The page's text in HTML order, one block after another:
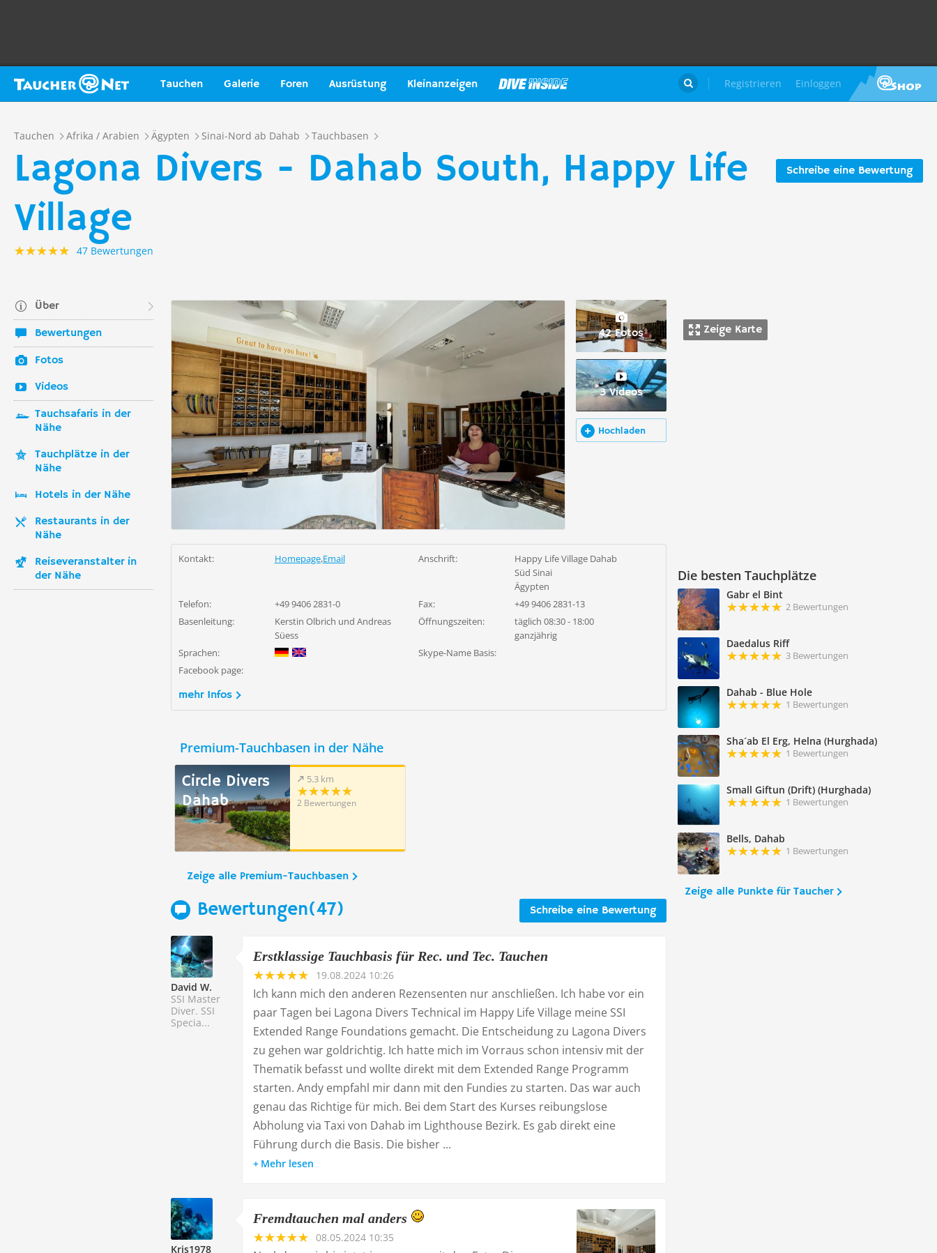
Tauchen Galerie Foren Ausrüstung Kleinanzeigen Registrieren Einloggen

Tauchen Afrika / Arabien Ägypten Sinai-Nord ab Dahab Tauchbasen
Schreibe eine Bewertung
Lagona Divers - Dahab South, Happy Life
Village
47 Bewertungen
Über
Bewertungen
Fotos
Videos
Tauchsafaris in der
Nähe
Tauchplätze in der
Nähe
Hotels in der Nähe
Restaurants in der
Nähe
Reiseveranstalter in
der Nähe
Zeige Karte
Die besten Tauchplätze
Gabr el Bint
2 Bewertungen
Daedalus Riff
3 Bewertungen
Dahab - Blue Hole
1 Bewertungen
Sha´ab El Erg, Helna (Hurghada)
1 Bewertungen
Small Giftun (Drift) (Hurghada)
1 Bewertungen
Bells, Dahab
1 Bewertungen
Zeige alle Punkte für Taucher
42 Fotos
3 Videos
Hochladen
Kontakt: Homepage,Email Anschrift:
Happy Life Village Dahab
Süd Sinai
Ägypten
Telefon:
+49 9406 2831-0 Fax:
+49 9406 2831-13
Basenleitung:
Kerstin Olbrich und Andreas
Süess
Öffnungszeiten:
täglich 08:30 - 18:00
ganzjährig
Sprachen:
Skype-Name Basis:
Facebook page:
mehr Infos
Premium-Tauchbasen in der Nähe
Circle Divers
Dahab
5.3 km
2 Bewertungen
Zeige alle Premium-Tauchbasen
Schreibe eine Bewertung
Bewertungen(47)
David W.
SSI Master
Diver. SSI
Specia...
Erstklassige Tauchbasis für Rec. und Tec. Tauchen
19.08.2024 10:26
Ich kann mich den anderen Rezensenten nur anschließen. Ich habe vor ein
paar Tagen bei Lagona Divers Technical im Happy Life Village meine SSI
Extended Range Foundations gemacht. Die Entscheidung zu Lagona Divers
zu gehen war goldrichtig. Ich hatte mich im Vorraus schon intensiv mit der
Thematik befasst und wollte direkt mit dem Extended Range Programm
starten. Andy empfahl mir dann mit den Fundies zu starten. Das war auch
genau das Richtige für mich. Bei dem Start des Kurses reibungslose
Abholung via Taxi von Dahab im Lighthouse Bezirk. Es gab direkt eine
Führung durch die Basis. Die bisher ...
Mehr lesen
Kris1978
Fremdtauchen mal anders
08.05.2024 10:35